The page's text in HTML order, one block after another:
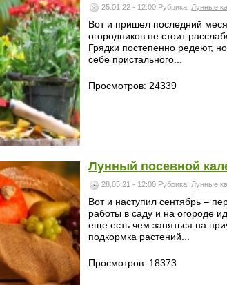
25.01.22 - 12:00 Рубрика: Лунные
Вот и пришел последний
огородников не стоит
Грядки постепенно редеют,
себе пристального...
Просмотров: 24339
Лунный посевной
28.05.21 - 12:00 Рубрика: Лунные
Вот и наступил сентябрь –
работы в саду и на огороде
еще есть чем заняться на
подкормка растений...
Просмотров: 18373